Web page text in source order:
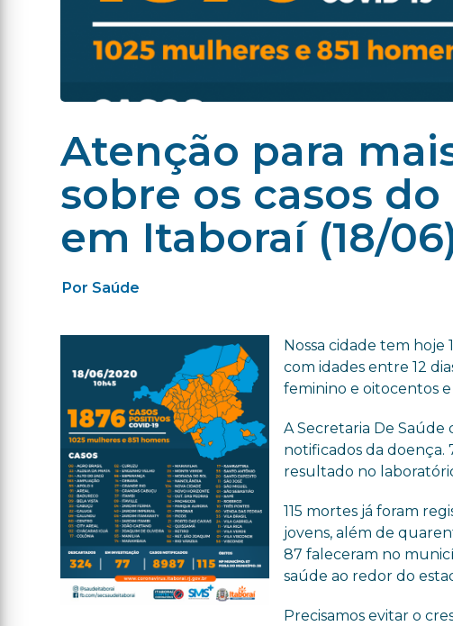
Atenção para
sobre os casos
em Itaboraí (18/
Por Saúde
Nossa cidade tem hoje
com idades entre 12
feminino e oitocentos
A Secretaria De Saúde
notificados da doença.
resultado no
115 mortes já foram
jovens, além de
87 faleceram no
saúde ao redor do
Precisamos evitar o